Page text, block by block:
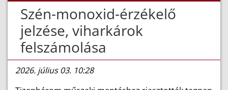
Szén-monoxid-érzékelő
jelzése, viharkárok
felszámolása
2026. július 03. 10:28